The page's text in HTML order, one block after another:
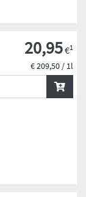
20,95€1
€ 209,50 / 1l